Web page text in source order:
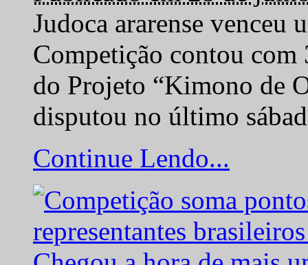
Judoca ararense venceu
Competição contou com
do Projeto “Kimono de
disputou no último
Continue Lendo...